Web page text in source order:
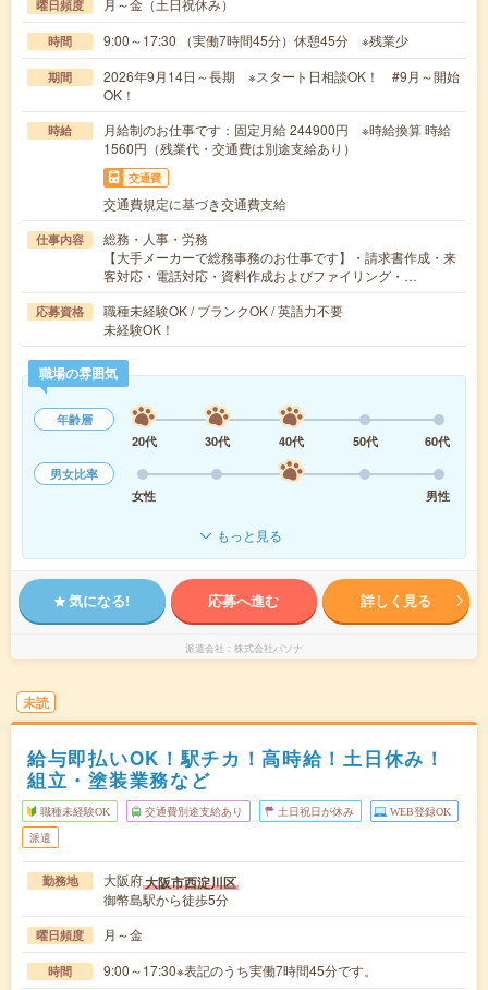
曜日頻度 月～金（土日祝休み）
時間 9:00～17:30 （実働7時間45分）休憩45分 ※残業少
期間
2026年9月14日～長期 ※スタート日相談OK！ #9月～開始
OK！
時給
月給制のお仕事です：固定月給 244900円 ※時給換算 時給
1560円（残業代・交通費は別途支給あり）
交通費
交通費規定に基づき交通費支給
仕事内容
総務・人事・労務
【大手メーカーで総務事務のお仕事です】・請求書作成・来
客対応・電話対応・資料作成およびファイリング・…
応募資格
職種未経験OK / ブランクOK / 英語力不要
未経験OK！
職場の雰囲気
年齢層
20代
30代 40代 50代
60代
男女比率
女性
男性
もっと見る
気になる! 応募へ進む 詳しく見る
派遣会社 株式会社パソナ
未読
給与即払いOK！駅チカ！高時給！土日休み！
組立・塗装業務など
職種未経験OK 交通費別途支給あり 土日祝日が休み WEB登録OK
派遣
勤務地 大阪府大阪市西淀川区
御幣島駅から徒歩5分
曜日頻度 月～金
時間 9:00～17:30※表記のうち実働7時間45分です。